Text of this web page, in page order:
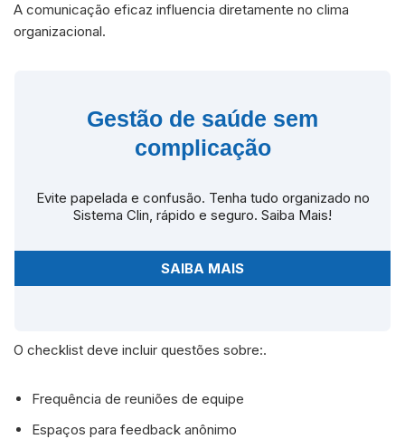
A comunicação eficaz influencia diretamente no clima
organizacional.
Gestão de saúde sem
complicação
Evite papelada e confusão. Tenha tudo organizado no
Sistema Clin, rápido e seguro. Saiba Mais!
SAIBA MAIS
O checklist deve incluir questões sobre:.
Frequência de reuniões de equipe
Espaços para feedback anônimo